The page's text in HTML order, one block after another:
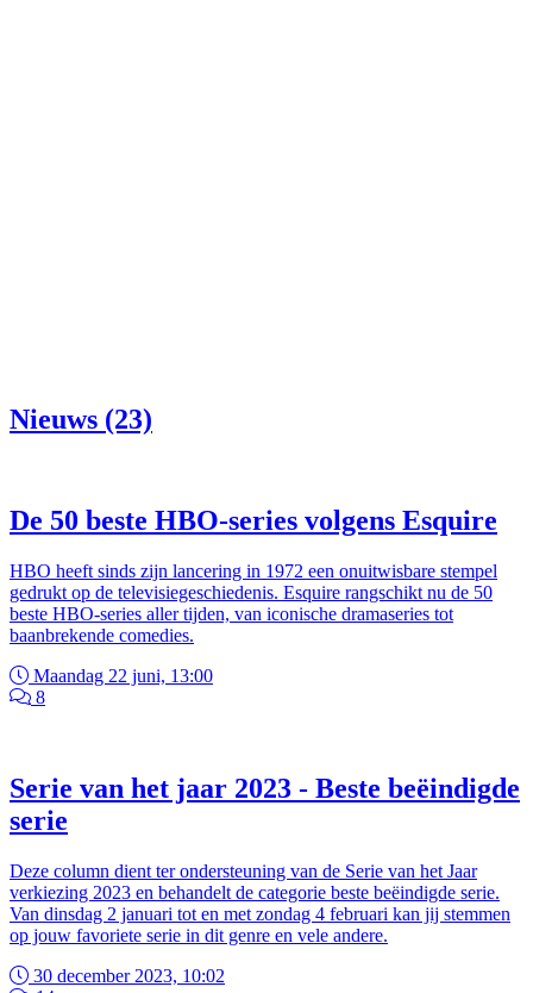
Nieuws (23)
De 50 beste HBO-series volgens Esquire
HBO heeft sinds zijn lancering in 1972 een onuitwisbare stempel
gedrukt op de televisiegeschiedenis. Esquire rangschikt nu de 50
beste HBO-series aller tijden, van iconische dramaseries tot
baanbrekende comedies.
Maandag 22 juni, 13:00
8
Serie van het jaar 2023 - Beste beëindigde
serie
Deze column dient ter ondersteuning van de Serie van het Jaar
verkiezing 2023 en behandelt de categorie beste beëindigde serie.
Van dinsdag 2 januari tot en met zondag 4 februari kan jij stemmen
op jouw favoriete serie in dit genre en vele andere.
30 december 2023, 10:02